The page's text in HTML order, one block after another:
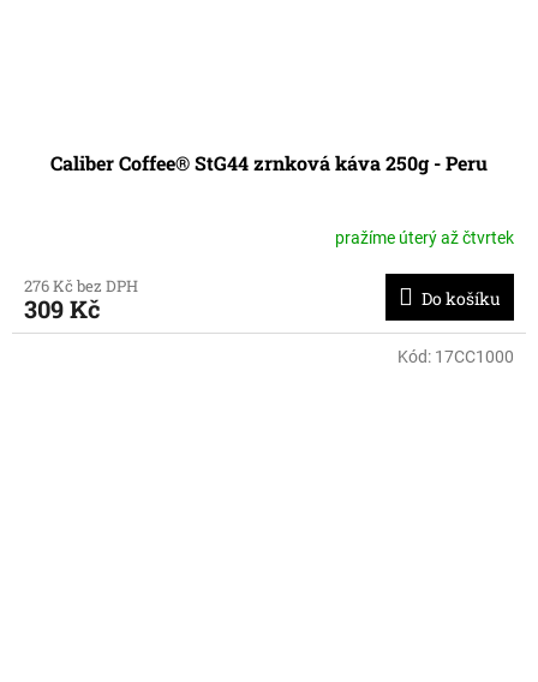
Caliber Coffee® StG44 zrnková káva 250g - Peru
pražíme úterý až čtvrtek
276 Kč bez DPH
309 Kč Do košíku
Kód: 17CC1000